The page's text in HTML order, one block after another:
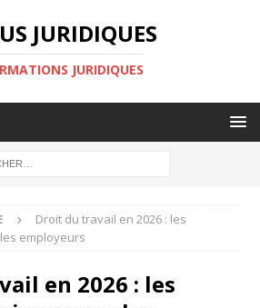
JURIDIQUES
JURIDIQUES
Droit du travail en 2026 : les
employeurs
en 2026 : les